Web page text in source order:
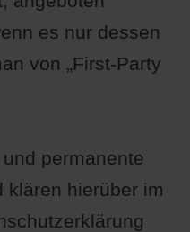
es nur dessen
von „First-Party
permanente
klären hierüber im